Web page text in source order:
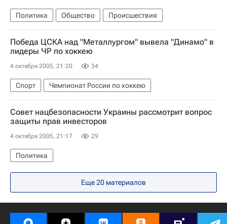
Политика Общество Происшествия
Победа ЦСКА над "Металлургом" вывела "Динамо" в
лидеры ЧР по хоккею
4 октября 2005, 21:20 34
Спорт Чемпионат России по хоккею
Совет нацбезопасности Украины рассмотрит вопрос
защиты прав инвесторов
4 октября 2005, 21:17 29
Политика
Еще 20 материалов